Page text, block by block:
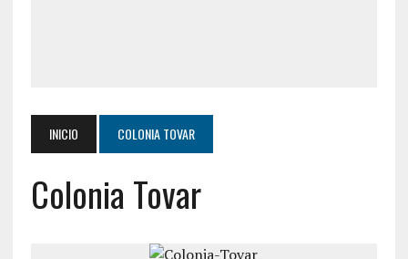
INICIO COLONIA TOVAR
Colonia Tovar